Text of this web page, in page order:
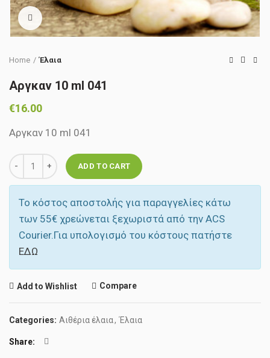
Click to enlarge
Home Έλαια
Αργκαν 10 ml 041
€16.00
Αργκαν 10 ml 041
Quantity
ADD TO CART
Το κόστος αποστολής για παραγγελίες κάτω
των 55‎€ χρεώνεται ξεχωριστά από την ACS
Courier.Για υπολογισμό του κόστους πατήστε
ΕΔΩ
Add to Wishlist Compare
Categories: Αιθέρια έλαια, Έλαια
Share